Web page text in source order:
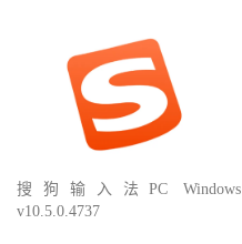
搜狗输入法PC Windows
v10.5.0.4737